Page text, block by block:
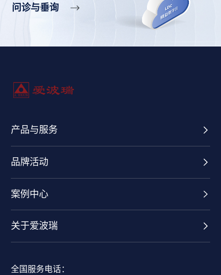
问诊与垂询
产品与服务
品牌活动
案例中心
关于爱波瑞
全国服务电话：